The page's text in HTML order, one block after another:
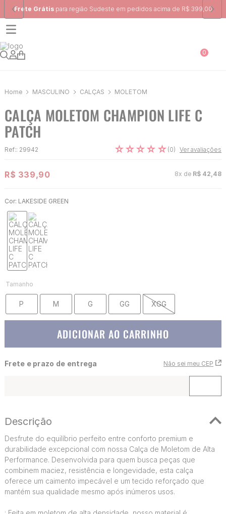
Frete Grátispara região Sudeste em pedidos acima de R$ 399,00
0
MASCULINO CALÇAS MOLETOM
CALÇA MOLETOM CHAMPION LIFE C
PATCH
Ref:: 29942 ☆☆☆☆ ☆ (0) Ver avaliações
R$ 339,90 8x de R$ 42 48
Cor: LAKESIDE GREEN
Tamanho
P M G GG XGG
ADICIONAR AO CARRINHO
Frete e prazo de entrega Não sei meu CEP
Descrição
Desfrute do equilíbrio perfeito entre conforto premium e
durabilidade excepcional com nossa Calça de Moletom de Alta
Performance. Desenvolvida para quem busca peças que
combinem maciez, resistência e longevidade, esta calça
oferece um caimento impecável e um tecido reforçado que
mantém sua qualidade mesmo após inúmeros usos.